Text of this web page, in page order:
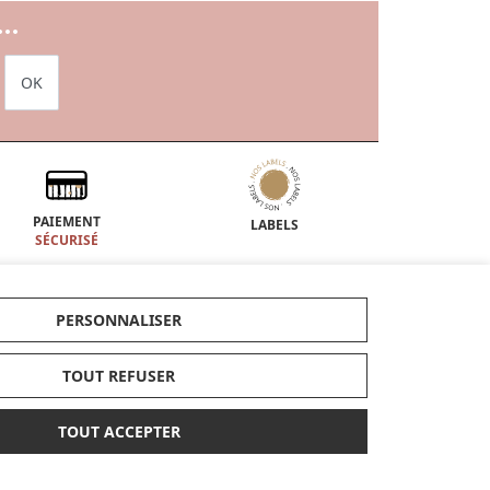
OK
PAIEMENT
SÉCURISÉ
LABELS
bébé
ENCORE PLUS D'AIDE
Nous écrire
PERSONNALISER
TOUT REFUSER
TOUT ACCEPTER